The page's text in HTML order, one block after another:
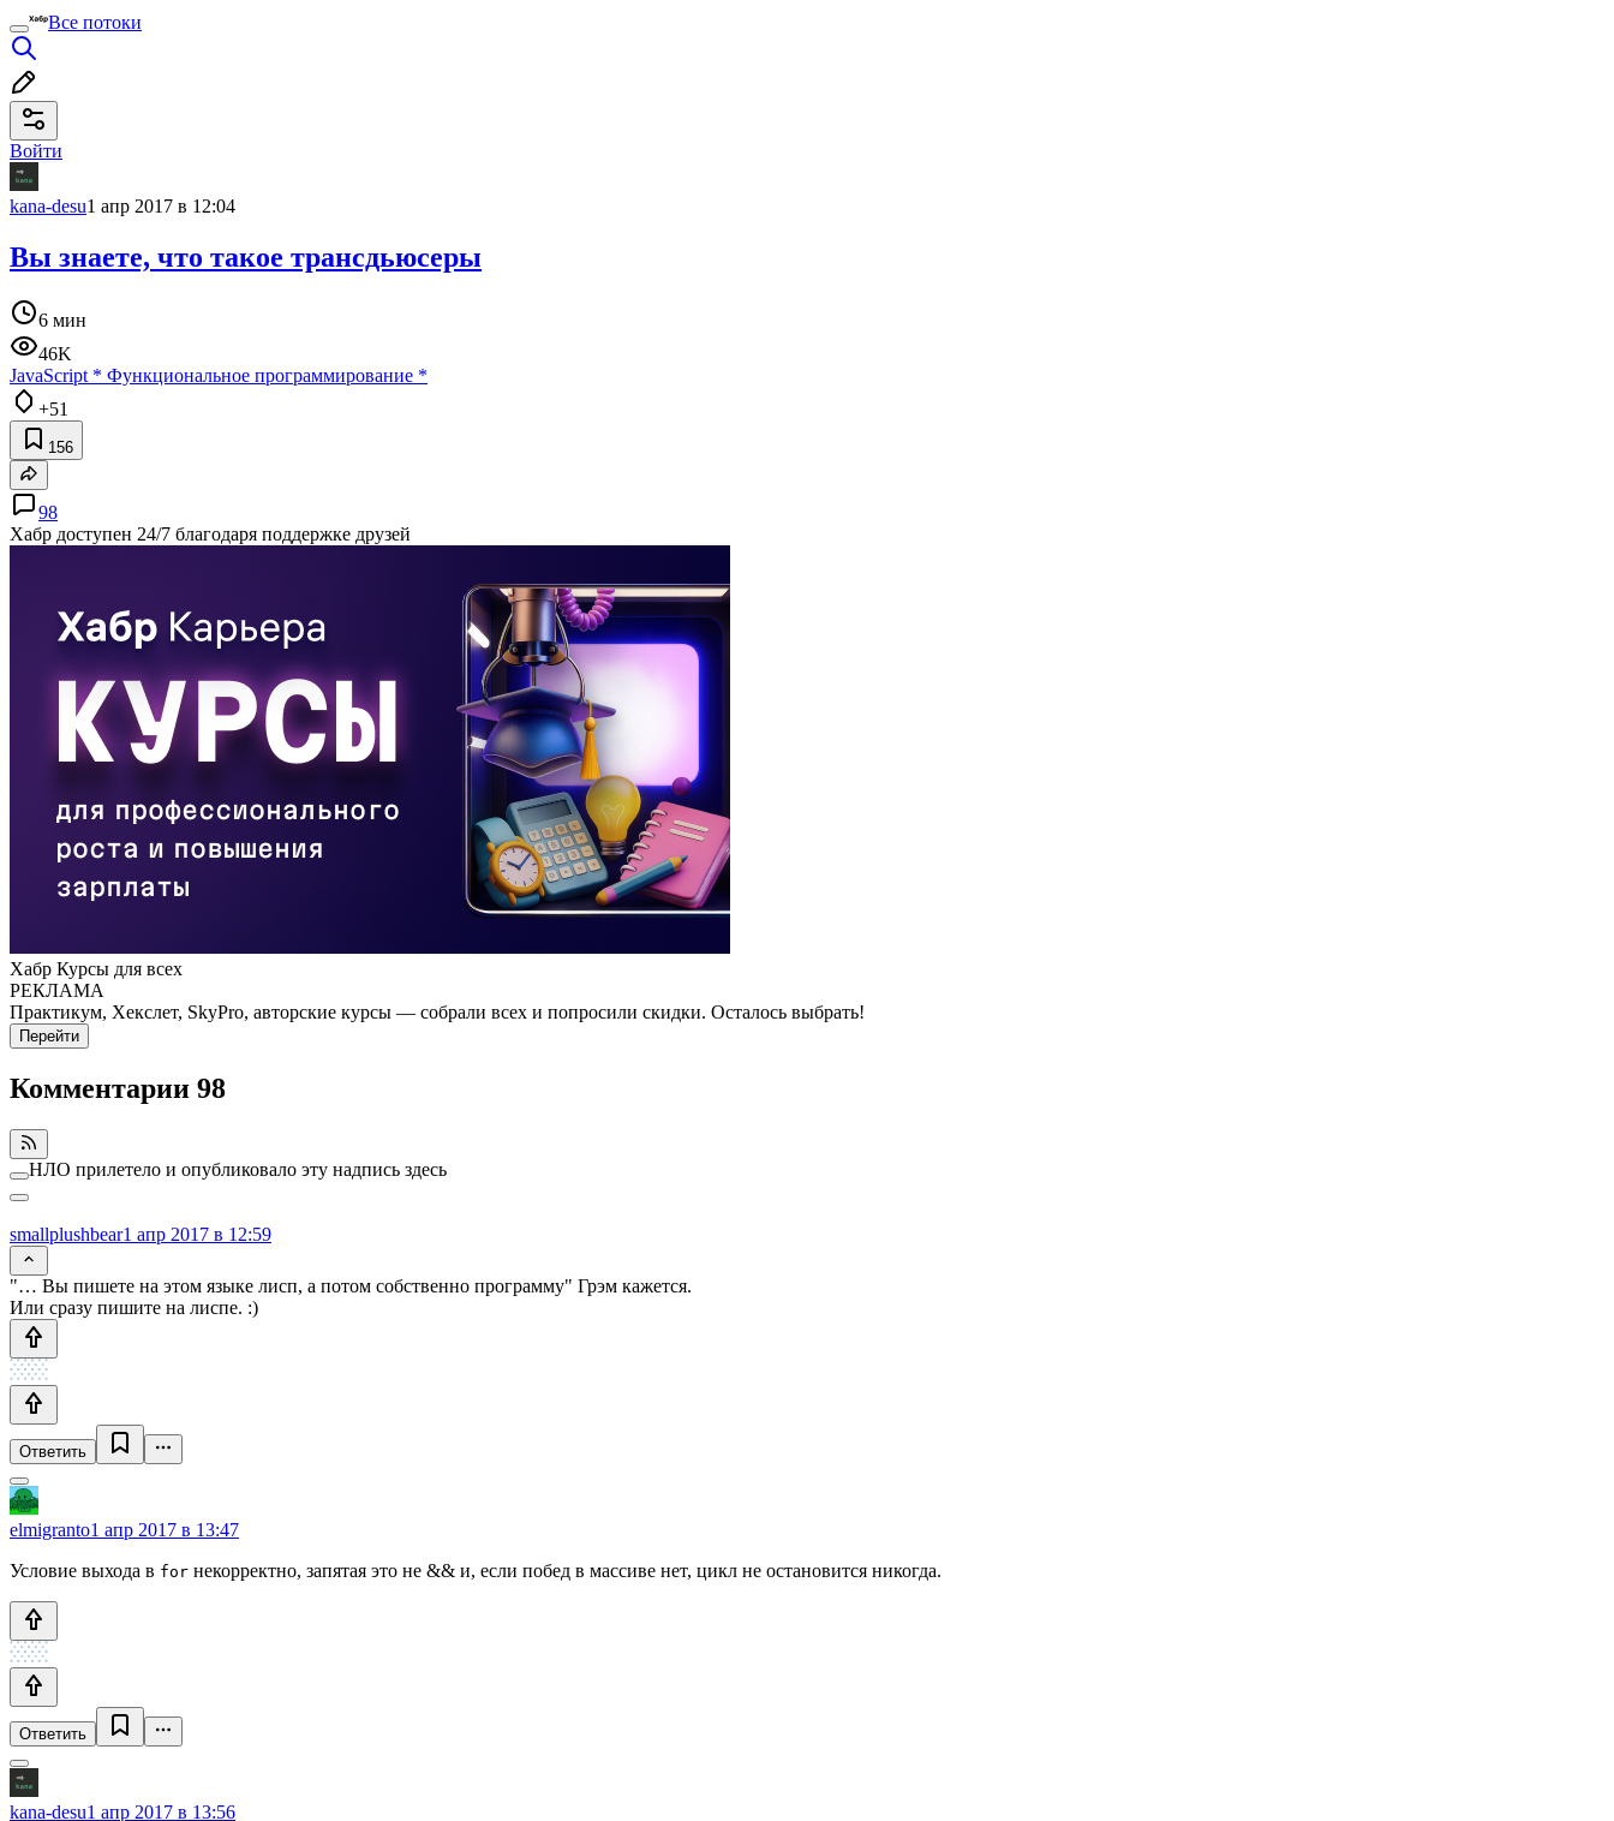
Все потоки
Войти
kana-desu1 апр 2017 в 12:04
Вы знаете, что такое трансдьюсеры
6 мин
46K
JavaScript * Функциональное программирование *
+51
156
98
Хабр доступен 24/7 благодаря поддержке друзей
Хабр Курсы для всех
РЕКЛАМА
Практикум, Хекслет, SkyPro, авторские курсы — собрали всех и попросили скидки. Осталось выбрать!
Перейти
Комментарии 98
НЛО прилетело и опубликовало эту надпись здесь
smallplushbear1 апр 2017 в 12:59
"… Вы пишете на этом языке лисп, а потом собственно программу" Грэм кажется.
Или сразу пишите на лиспе. :)
Ответить
elmigranto1 апр 2017 в 13:47
Условие выхода в for некорректно, запятая это не && и, если побед в массиве нет, цикл не остановится никогда.
Ответить
kana-desu1 апр 2017 в 13:56